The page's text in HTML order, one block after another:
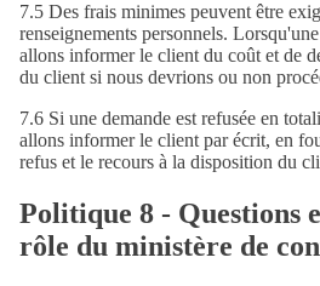
7.5 Des frais minimes peuvent être
renseignements personnels.
allons informer le client du coût et de
du client si nous devrions ou non
7.6 Si une demande est refusée en
allons informer le client par écrit, en
refus et le recours à la disposition du
Politique 8 - Questions
rôle du ministère de